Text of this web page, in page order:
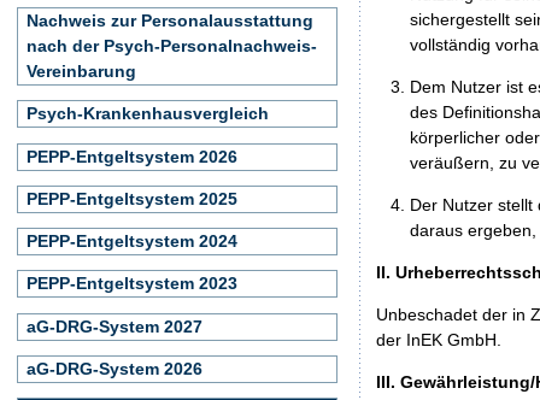
sichergestellt
vollständig
Dem Nutzer ist
des
körperlicher
veräußern, zu
Der Nutzer stellt
daraus
II.
Unbeschadet der in
der InEK GmbH.
III.
Nachweis zur Personalausstattung
nach der Psych-Personalnachweis-
Vereinbarung
Psych-Krankenhausvergleich
PEPP-Entgeltsystem 2026
PEPP-Entgeltsystem 2025
PEPP-Entgeltsystem 2024
PEPP-Entgeltsystem 2023
aG-DRG-System 2027
aG-DRG-System 2026